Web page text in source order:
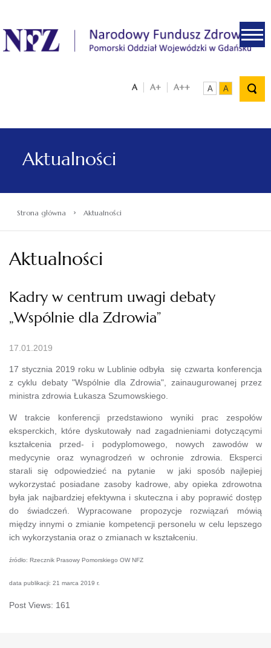
.
A A+ A++ A A
Aktualności
Strona główna › Aktualności
Aktualności
Kadry w centrum uwagi debaty
„Wspólnie dla Zdrowia”
17.01.2019
17 stycznia 2019 roku w Lublinie odbyła się czwarta konferencja
z cyklu debaty "Wspólnie dla Zdrowia", zainaugurowanej przez
ministra zdrowia Łukasza Szumowskiego.
W trakcie konferencji przedstawiono wyniki prac zespołów
eksperckich, które dyskutowały nad zagadnieniami dotyczącymi
kształcenia przed- i podyplomowego, nowych zawodów w
medycynie oraz wynagrodzeń w ochronie zdrowia. Eksperci
starali się odpowiedzieć na pytanie w jaki sposób najlepiej
wykorzystać posiadane zasoby kadrowe, aby opieka zdrowotna
była jak najbardziej efektywna i skuteczna i aby poprawić dostęp
do świadczeń. Wypracowane propozycje rozwiązań mówią
między innymi o zmianie kompetencji personelu w celu lepszego
ich wykorzystania oraz o zmianach w kształceniu.
źródło: Rzecznik Prasowy Pomorskiego OW NFZ
data publikacji: 21 marca 2019 r.
Post Views: 161